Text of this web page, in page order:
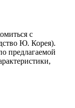
с
Ю. Корея).
предлагаемой